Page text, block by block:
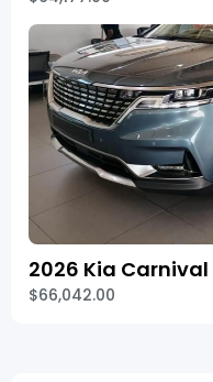
2026 Kia Carnival
$66,042.00